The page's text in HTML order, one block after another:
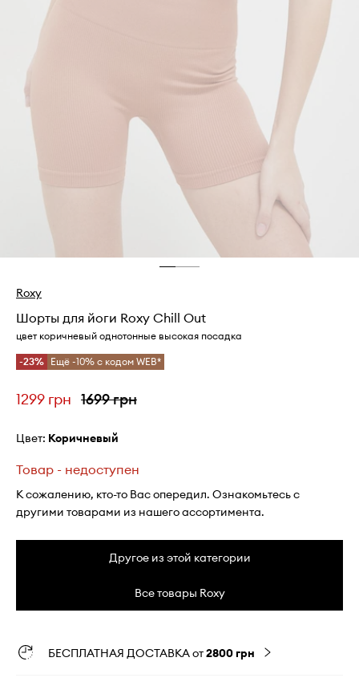
Roxy
Шорты для йоги Roxy Chill Out
цвет коричневый однотонные высокая посадка
-23% Ещё -10% с кодом WEB*
1299 грн 1699 грн
Цвет: коричневый
Товар - недоступен
К сожалению, кто-то Вас опередил. Ознакомьтесь с
другими товарами из нашего ассортимента.
Другое из этой категории
Все товары Roxy
БЕСПЛАТНАЯ ДОСТАВКА от2800 грн